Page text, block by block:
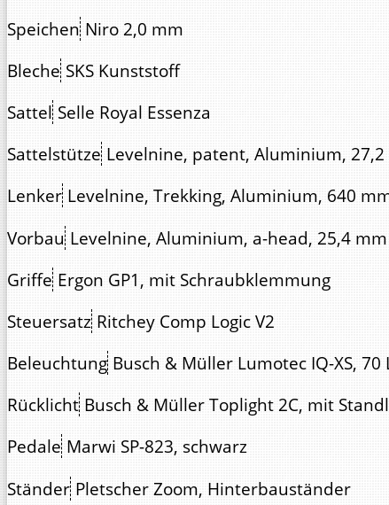
Speichen Niro 2,0 mm
Bleche SKS Kunststoff
Sattel Selle Royal Essenza
Sattelstütze Levelnine, patent, Aluminium,
Lenker Levelnine, Trekking, Aluminium, 640
Vorbau Levelnine, Aluminium, a-head, 25,4 mm
Griffe Ergon GP1, mit Schraubklemmung
Steuersatz Ritchey Comp Logic V2
Beleuchtung Busch & Müller Lumotec IQ-XS,
Rücklicht Busch & Müller Toplight 2C, mit
Pedale Marwi SP-823, schwarz
Ständer Pletscher Zoom, Hinterbauständer